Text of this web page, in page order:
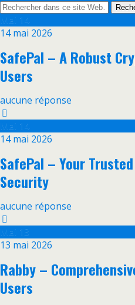
Mai 14
14 mai 2026
SafePal – A Robust
Users
aucune réponse
Mai 14
14 mai 2026
SafePal – Your
Security
aucune réponse
Mai 13
13 mai 2026
Rabby –
Users